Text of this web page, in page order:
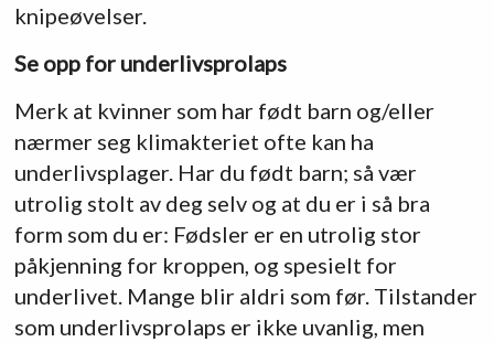
knipeøvelser.
Se opp for underlivsprolaps
Merk at kvinner som har født barn og/eller
nærmer seg klimakteriet ofte kan ha
underlivsplager. Har du født barn; så vær
utrolig stolt av deg selv og at du er i så bra
form som du er: Fødsler er en utrolig stor
påkjenning for kroppen, og spesielt for
underlivet. Mange blir aldri som før. Tilstander
som underlivsprolaps er ikke uvanlig, men